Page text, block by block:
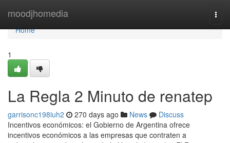
moodjhomedia
Home
Home
1
La Regla 2 Minuto de renatep
garrisonc198iuh2 270 days ago News
Discuss
Incentivos económicos: el Gobierno de Argentina ofrece
incentivos económicos a las empresas que contraten a